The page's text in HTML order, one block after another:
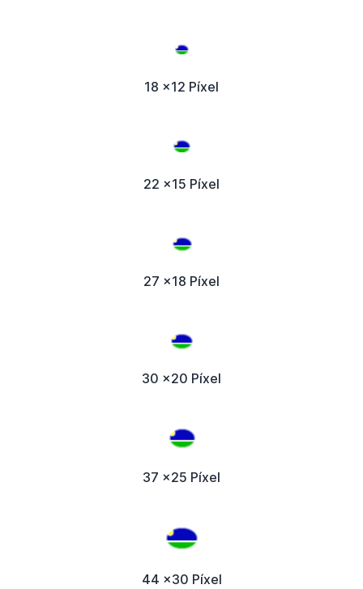
18 x12 Píxel
22 x15 Píxel
27 x18 Píxel
30 x20 Píxel
37 x25 Píxel
44 x30 Píxel